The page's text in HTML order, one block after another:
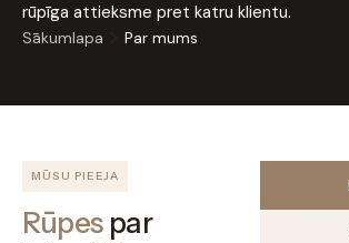
rūpīga attieksme pret katru klientu.
Sākumlapa Par mums
MŪSU PIEEJA
Rūpespar